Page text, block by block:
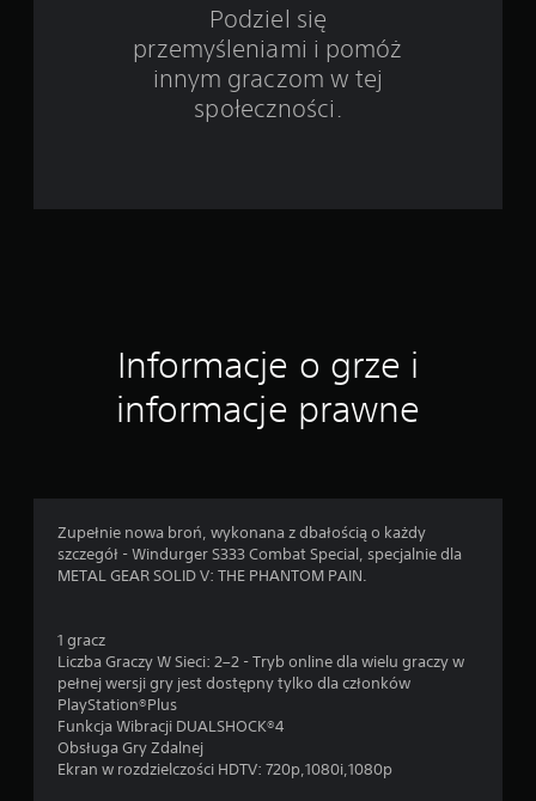
Podziel się
przemyśleniami i pomóż
innym graczom w tej
społeczności.
Informacje o grze i
informacje prawne
Zupełnie nowa broń, wykonana z dbałością o każdy
szczegół - Windurger S333 Combat Special, specjalnie dla
METAL GEAR SOLID V: THE PHANTOM PAIN.
1 gracz
Liczba Graczy W Sieci: 2–2 - Tryb online dla wielu graczy w
pełnej wersji gry jest dostępny tylko dla członków
PlayStation®Plus
Funkcja Wibracji DUALSHOCK®4
Obsługa Gry Zdalnej
Ekran w rozdzielczości HDTV: 720p,1080i,1080p